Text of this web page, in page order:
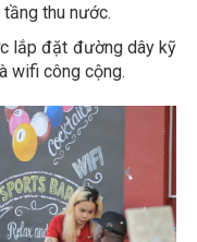
thu nước.
lắp đặt đường dây kỹ
wifi công cộng.